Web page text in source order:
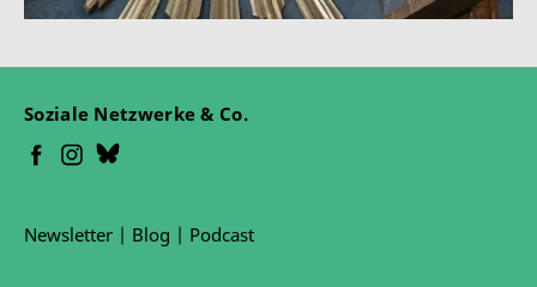
Soziale Netzwerke & Co.
Newsletter | Blog | Podcast